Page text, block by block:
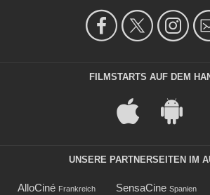
FILMSTARTS AUF DEM
UNSERE PARTNERSEITEN IM
AlloCiné Frankreich SensaCine Spanien